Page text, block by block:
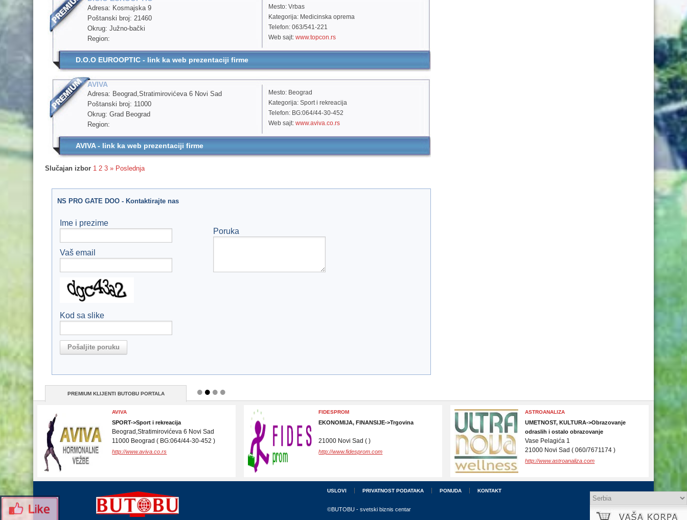
Adresa: Kosmajska 9
Poštanski broj: 21460
Okrug: Južno-bački
Region:
Mesto: Vrbas
Kategorija: Medicinska oprema
Telefon: 063/541-221
Web sajt:www.topcon.rs
D.O.O EUROOPTIC - link ka web prezentaciji firme
AVIVA
Adresa: Beograd,Stratimirovićeva 6 Novi Sad
Poštanski broj: 11000
Okrug: Grad Beograd
Region:
Mesto: Beograd
Kategorija: Sport i rekreacija
Telefon: BG:064/44-30-452
Web sajt:www.aviva.co.rs
AVIVA - link ka web prezentaciji firme
Slučajan izbor 1 2 3 » Poslednja
NS PRO GATE DOO - Kontaktirajte nas
Ime i prezime
Poruka
Vaš email
Kod sa slike
PREMIUM KLIJENTI BUTOBU PORTALA
PROKS DOO
EKONOMIJA, FINANSIJE->Knjigovodstvo
Futoška 20
21000 Novi Sad ( 021 3001825 )
http://www.proksdoo.com
OBRAZOVNI CENTAR - ULTRA NOVA
ostalo obrazovanje
Beograd: Durmitorska 19; Novi Sad: Vase
Pelagića 1, SEDIŠTE: Novi Sad, Save
21000 Novi Sad ( 060 767 1174 )
http://www.ultranova.rs
NS PRO GATE DOO
GRAĐEVINARSTVO->Garažna, industrijska i
automatska vrata, motori za kapije
Garažna vrata, industrijska vrata, motori za
kapije - NS PRO GATE DOO Rumenačka
98 Novi Sad
USLOVI PRIVATNOST PODATAKA PONUDA KONTAKT
©BUTOBU - svetski biznis centar